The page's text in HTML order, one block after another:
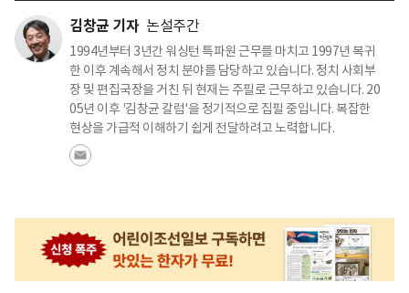
김창균 기자 논설주간
1994년부터 3년간 워싱턴 특파원 근무를 마치고 1997년 복귀
한 이후 계속해서 정치 분야를 담당하고 있습니다. 정치 사회부
장 및 편집국장을 거친 뒤 현재는 주필로 근무하고 있습니다. 20
05년 이후 '김창균 칼럼'을 정기적으로 집필 중입니다. 복잡한
현상을 가급적 이해하기 쉽게 전달하려고 노력합니다.